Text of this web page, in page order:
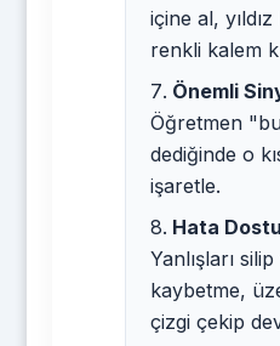
içine al,
renkli kalem
Önemli
Öğretmen
dediğinde o
işaretle.
Hata
Yanlışları
kaybetme,
çizgi çekip